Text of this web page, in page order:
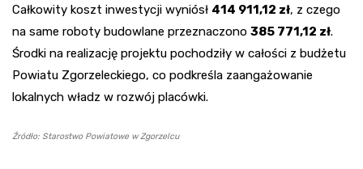
Całkowity koszt inwestycji wyniósł 414 911,12 zł, z czego
na same roboty budowlane przeznaczono 385 771,12 zł.
Środki na realizację projektu pochodziły w całości z budżetu
Powiatu Zgorzeleckiego, co podkreśla zaangażowanie
lokalnych władz w rozwój placówki.
Źródło: Starostwo Powiatowe w Zgorzelcu